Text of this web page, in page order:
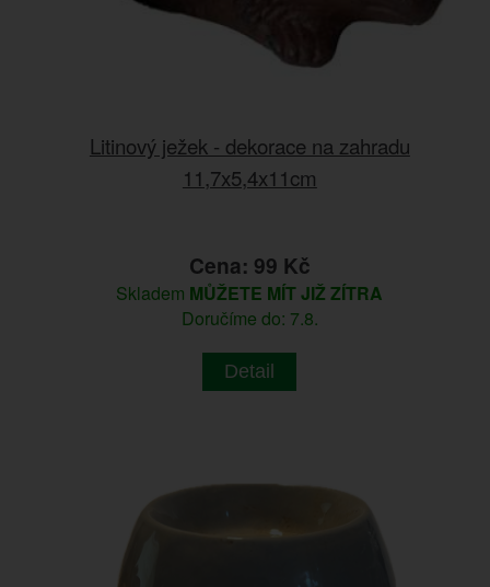
Litinový ježek - dekorace na zahradu
11,7x5,4x11cm
Cena: 99 Kč
Skladem MŮŽETE MÍT JIŽ ZÍTRA
Doručíme do: 7.8.
Detail